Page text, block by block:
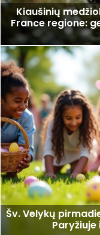
Kiaušinių
France regione:
Šv. Velykų